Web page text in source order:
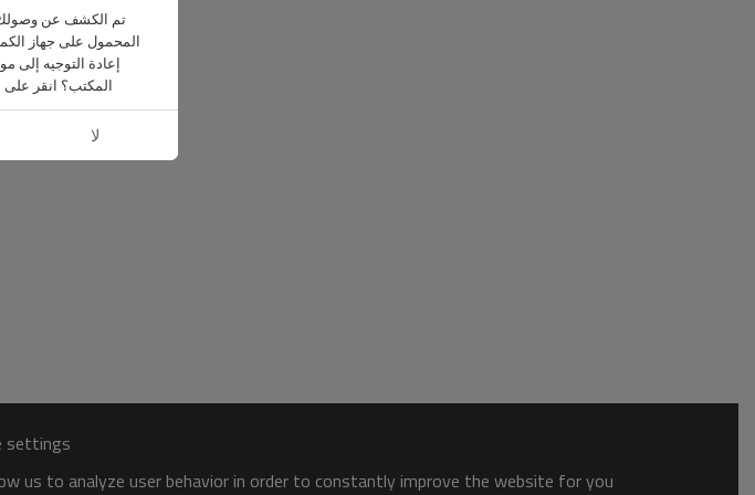
settings
us to analyze user behavior in order to constantly improve the website for you.
تم الكشف عن
المحمول على جهاز
إعادة التوجيه إلى
المكتب؟ انقر على
لا